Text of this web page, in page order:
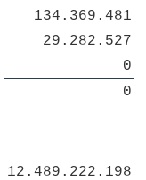
134.369.481
29.282.527
0
0
12.489.222.198